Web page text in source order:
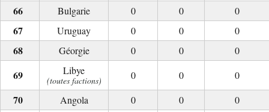
Bulgarie
0 0
0
Uruguay
0 0
0
Géorgie
0 0
0
Libye
(toutes factions) 0 0
0
Angola
0 0
0